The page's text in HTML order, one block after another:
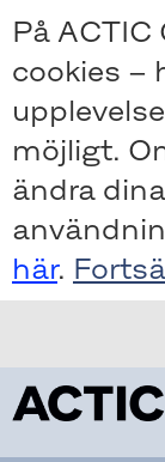
Skip
to
main
content
Skip
to
main
content
På ACTIC
cookies –
möjligt.
ändra
här.